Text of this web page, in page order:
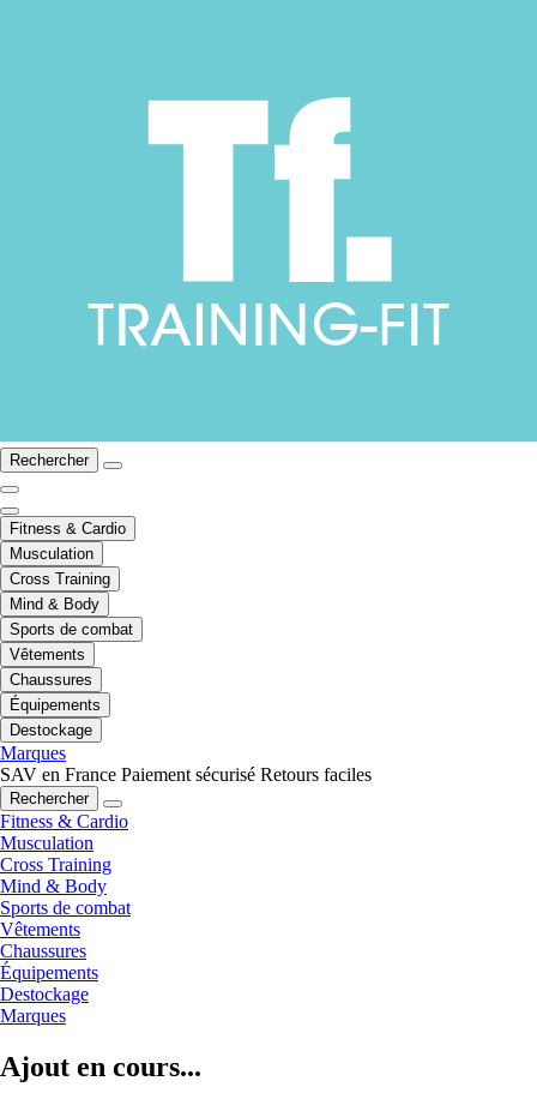
Rechercher
Fitness & Cardio
Musculation
Cross Training
Mind & Body
Sports de combat
Vêtements
Chaussures
Équipements
Destockage
Marques
SAV en France Paiement sécurisé Retours faciles
Rechercher
Fitness & Cardio
Musculation
Cross Training
Mind & Body
Sports de combat
Vêtements
Chaussures
Équipements
Destockage
Marques
Ajout en cours...